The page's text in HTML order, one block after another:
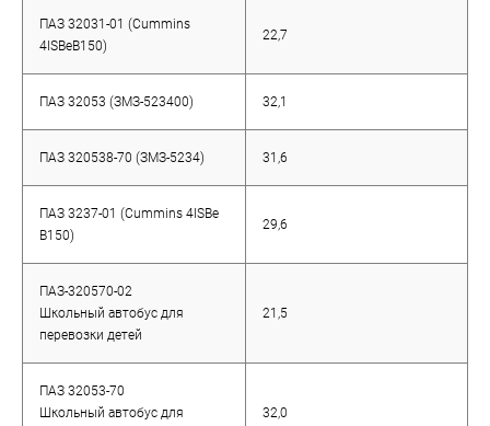
ПАЗ 32031-01 (Cummins
4ISBeB150)
22,7
ПАЗ 32053 (ЗМЗ-523400) 32,1
ПАЗ 320538-70 (ЗМЗ-5234) 31,6
ПАЗ 3237-01 (Cummins 4ISBe
B150)
29,6
ПАЗ-320570-02
Школьный автобус для
перевозки детей
21,5
ПАЗ 32053-70
Школьный автобус для
32,0